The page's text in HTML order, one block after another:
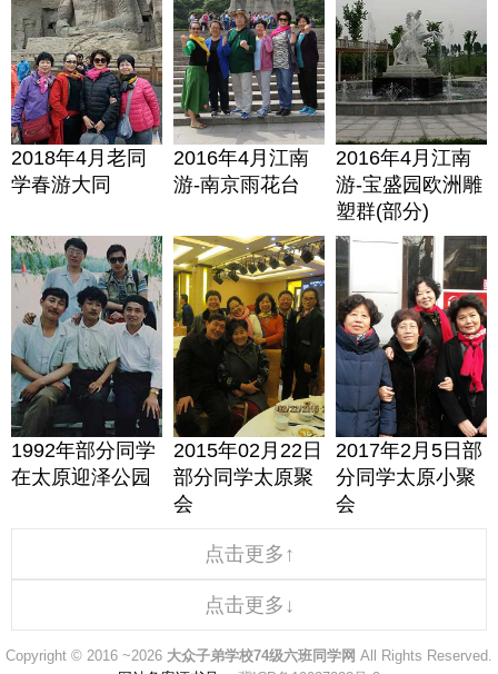
2018年4月老同
学春游大同
2016年4月江南
游-南京雨花台
2016年4月江南
游-宝盛园欧洲雕
塑群(部分)
1992年部分同学
在太原迎泽公园
2015年02月22日
部分同学太原聚
会
2017年2月5日部
分同学太原小聚
会
点击更多↑
点击更多↓
Copyright © 2016 ~2026 大众子弟学校74级六班同学网 All Rights Reserved.